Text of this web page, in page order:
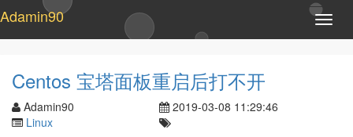
T
o
Adamin90
Centos 宝塔面板重启后打不开
Adamin90
2019-03-08 11:29:46
Linux